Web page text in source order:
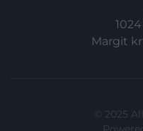
Margit
© 2025